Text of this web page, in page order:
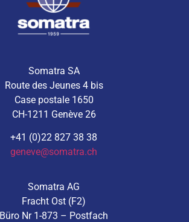
Somatra SA
Route des Jeunes 4 bis
Case postale 1650
CH-1211 Genève 26
+41 (0)22 827 38 38
geneve@somatra.ch
Somatra AG
Fracht Ost (F2)
Büro Nr 1-873 – Postfach